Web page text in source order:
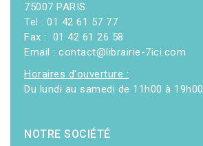
75007 PARIS
Tel : 01 42 61 57 77
Fax : 01 42 61 26 58
Email : contact@librairie-7ici.com
Horaires d'ouverture :
Du lundi au samedi de 11h00 à 19h00
NOTRE SOCIÉTÉ